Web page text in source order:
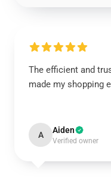
The efficient and
made my shopping
A Aiden
Verified owner